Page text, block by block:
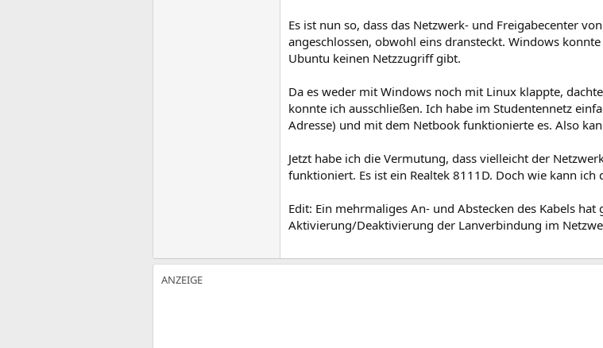
Es ist nun so, dass das Netzwerk- und Freigabecenter
angeschlossen, obwohl eins dransteckt. Windows
Ubuntu keinen Netzzugriff gibt.
Da es weder mit Windows noch mit Linux klappte,
konnte ich ausschließen. Ich habe im Studentennetz
Adresse) und mit dem Netbook funktionierte es. Also
Jetzt habe ich die Vermutung, dass vielleicht der
funktioniert. Es ist ein Realtek 8111D. Doch wie kann
Edit: Ein mehrmaliges An- und Abstecken des Kabels
Aktivierung/Deaktivierung der Lanverbindung im